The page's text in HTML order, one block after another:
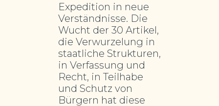
Expedition in neue
Verständnisse. Die
Wucht der 30 Artikel,
die Verwurzelung in
staatliche Strukturen,
in Verfassung und
Recht, in Teilhabe
und Schutz von
Bürgern hat diese